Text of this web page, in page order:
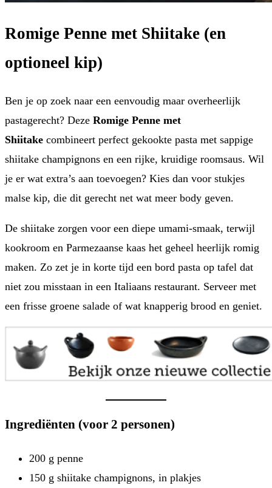
Romige Penne met Shiitake (en
optioneel kip)
Ben je op zoek naar een eenvoudig maar overheerlijk
pastagerecht? Deze Romige Penne met
Shiitake combineert perfect gekookte pasta met sappige
shiitake champignons en een rijke, kruidige roomsaus. Wil
je er wat extra’s aan toevoegen? Kies dan voor stukjes
malse kip, die dit gerecht net wat meer body geven.
De shiitake zorgen voor een diepe umami-smaak, terwijl
kookroom en Parmezaanse kaas het geheel heerlijk romig
maken. Zo zet je in korte tijd een bord pasta op tafel dat
niet zou misstaan in een Italiaans restaurant. Serveer met
een frisse groene salade of wat knapperig brood en geniet.
Ingrediënten (voor 2 personen)
200 g penne
150 g shiitake champignons, in plakjes